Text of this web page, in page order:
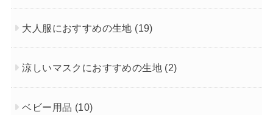
大人服におすすめの生地 (19)
涼しいマスクにおすすめの生地 (2)
ベビー用品 (10)